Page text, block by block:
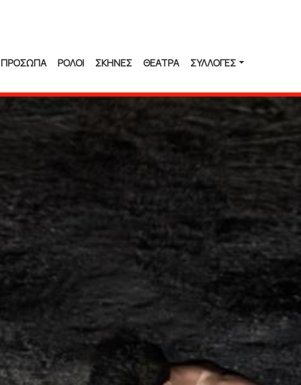
ΠΡΟΣΩΠΑ ΡΟΛΟΙ ΣΚΗΝΕΣ ΘΕΑΤΡΑ ΣΥΛΛΟΓΈΣ